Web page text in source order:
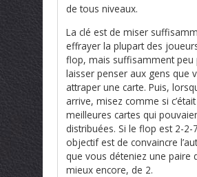
de tous niveaux.
La clé est de miser
effrayer la plupart des
flop, mais suffisamment peu
laisser penser aux gens que
attraper une carte. Puis,
arrive, misez comme si
meilleures cartes qui
distribuées. Si le flop est 2-2-
objectif est de convaincre
que vous déteniez une paire
mieux encore, de 2.